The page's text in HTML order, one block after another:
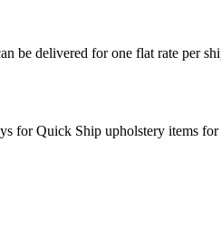
be delivered for one flat rate per
for Quick Ship upholstery items